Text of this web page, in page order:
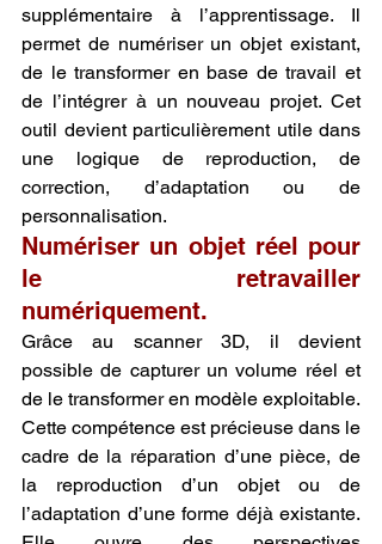
supplémentaire à l’apprentissage. Il
permet de numériser un objet existant,
de le transformer en base de travail et
de l’intégrer à un nouveau projet. Cet
outil devient particulièrement utile dans
une logique de reproduction, de
correction, d’adaptation ou de
personnalisation.
Numériser un objet réel pour
le retravailler
numériquement.
Grâce au scanner 3D, il devient
possible de capturer un volume réel et
de le transformer en modèle exploitable.
Cette compétence est précieuse dans le
cadre de la réparation d’une pièce, de
la reproduction d’un objet ou de
l’adaptation d’une forme déjà existante.